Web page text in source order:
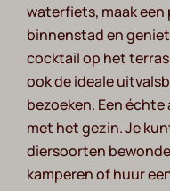
waterfiets, maak
binnenstad en
cocktail op het
ook de ideale
bezoeken. Een
met het gezin. Je
diersoorten
kamperen of huur